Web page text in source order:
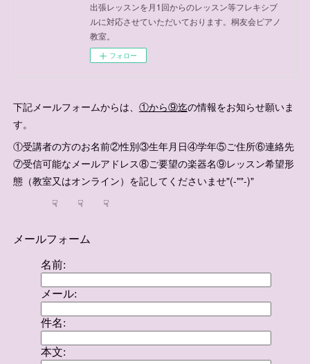
出張レッスンを月1回からのレッスン等フレキシブ
ルに対応させていただいております。桐友会ピアノ
教室。
フォロー
下記メールフォームからは、 ①から⑨迄の情報をお知らせ願いま
す。
①受講者の方のお名前②性別③生年月日④学年⑤ご住所⑥連絡先
⑦受信可能なメールアドレス⑧ご要望の楽器名⑨レッスン希望形
態（教室又はオンライン）を記してくださいませ"(-""-)"
☟ ☟ ☟